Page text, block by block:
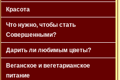
Красота
Что нужно, чтобы стать
Совершенными?
Дарить ли любимым цветы?
Веганское и вегетарианское
питание